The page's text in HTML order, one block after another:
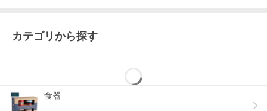
カテゴリから探す
食器